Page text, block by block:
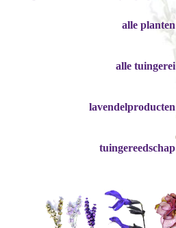
alle planten
alle tuingerei
lavendelproducten
tuingereedschap